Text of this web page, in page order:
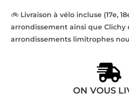
🚲 Livraison à vélo incluse (17e,
arrondissement ainsi que Clichy
arrondissements limitrophes
ON VOUS